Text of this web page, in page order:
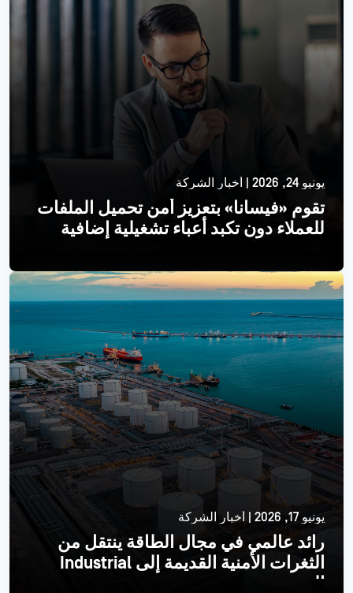
يونيو 24, 2026 | أخبار الشركة
تقوم «فيسانا» بتعزيز أمن تحميل الملفات
للعملاء دون تكبد أعباء تشغيلية إضافية
اقرأ أكثر
يونيو 17, 2026 | أخبار الشركة
رائد عالمي في مجال الطاقة ينتقل من
الثغرات الأمنية القديمة إلى Industrial
الحديث